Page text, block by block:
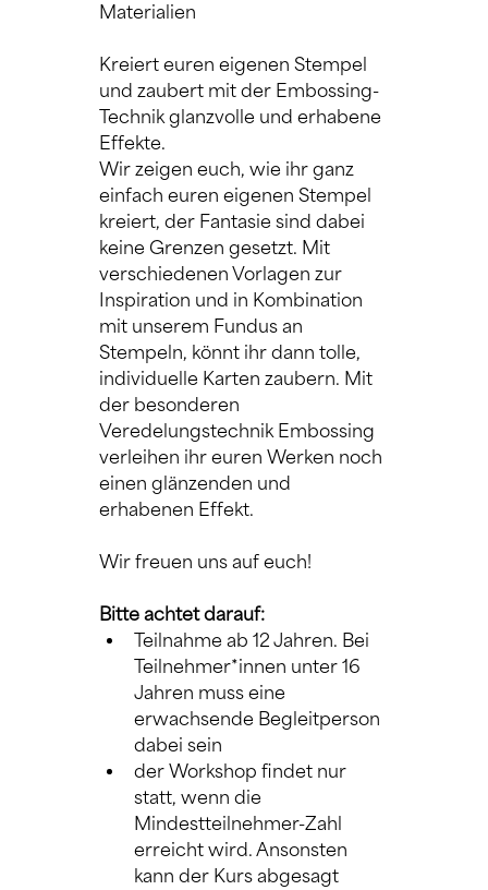
Materialien
Kreiert euren eigenen Stempel
und zaubert mit der Embossing-
Technik glanzvolle und erhabene
Effekte.
Wir zeigen euch, wie ihr ganz
einfach euren eigenen Stempel
kreiert, der Fantasie sind dabei
keine Grenzen gesetzt. Mit
verschiedenen Vorlagen zur
Inspiration und in Kombination
mit unserem Fundus an
Stempeln, könnt ihr dann tolle,
individuelle Karten zaubern. Mit
der besonderen
Veredelungstechnik Embossing
verleihen ihr euren Werken noch
einen glänzenden und
erhabenen Effekt.
Wir freuen uns auf euch!
Bitte achtet darauf:
Teilnahme ab 12 Jahren. Bei
Teilnehmer*innen unter 16
Jahren muss eine
erwachsende Begleitperson
dabei sein
der Workshop findet nur
statt, wenn die
Mindestteilnehmer-Zahl
erreicht wird. Ansonsten
kann der Kurs abgesagt